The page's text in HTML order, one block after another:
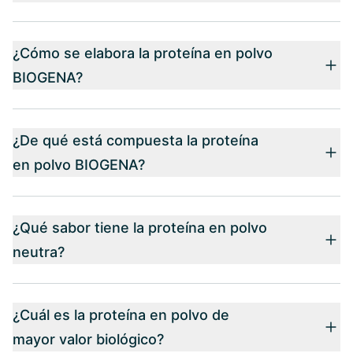
¿Cómo se elabora la proteína en polvo
BIOGENA?
¿De qué está compuesta la proteína
en polvo BIOGENA?
¿Qué sabor tiene la proteína en polvo
neutra?
¿Cuál es la proteína en polvo de
mayor valor biológico?